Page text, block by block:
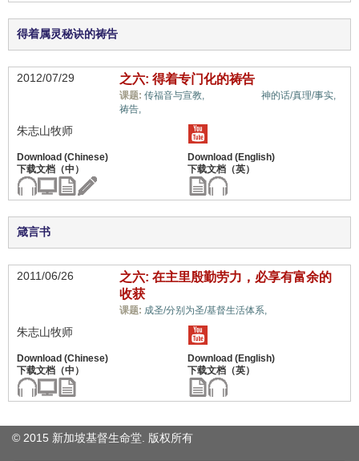
得着属灵秘诀的祷告
2012/07/29 之六: 得着专门化的祷告
课题: 传福音与宣教,
神的话/真理/事实,
祷告,
朱志山牧师
箴言书
2011/06/26
之六: 在主里殷勤劳力，必享有富余的
收获
课题: 成圣/分别为圣/基督生活体系,
朱志山牧师
© 2015 新加坡基督生命堂. 版权所有